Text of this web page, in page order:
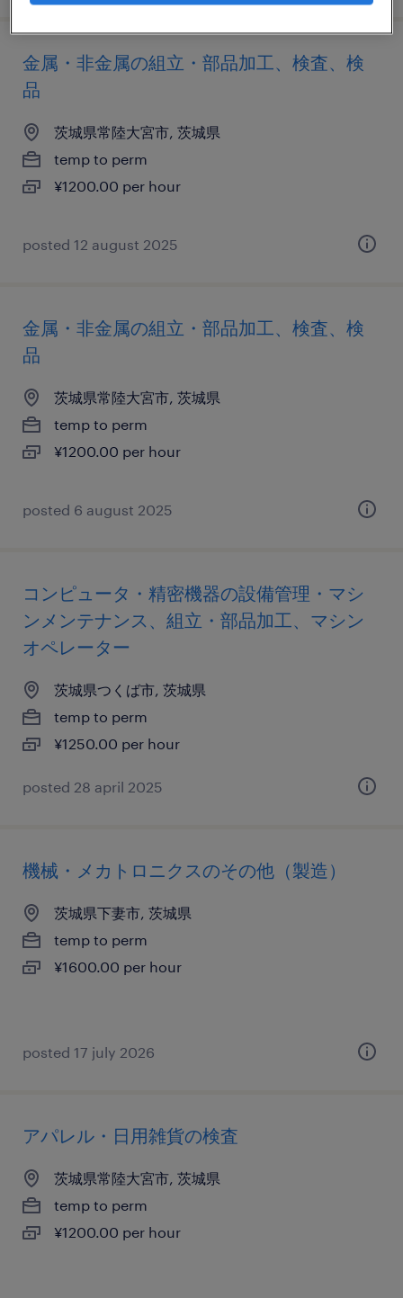
金属・非金属の組立・部品加工、検査、検
品
茨城県常陸大宮市, 茨城県
temp to perm
¥1200.00 per hour
posted 12 august 2025
金属・非金属の組立・部品加工、検査、検
品
茨城県常陸大宮市, 茨城県
temp to perm
¥1200.00 per hour
posted 6 august 2025
コンピュータ・精密機器の設備管理・マシ
ンメンテナンス、組立・部品加工、マシン
オペレーター
茨城県つくば市, 茨城県
temp to perm
¥1250.00 per hour
posted 28 april 2025
機械・メカトロニクスのその他（製造）
茨城県下妻市, 茨城県
temp to perm
¥1600.00 per hour
posted 17 july 2026
アパレル・日用雑貨の検査
茨城県常陸大宮市, 茨城県
temp to perm
¥1200.00 per hour